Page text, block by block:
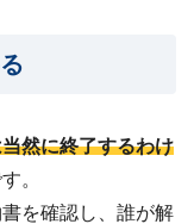
然に終了するわけ
。
を確認し、誰が解